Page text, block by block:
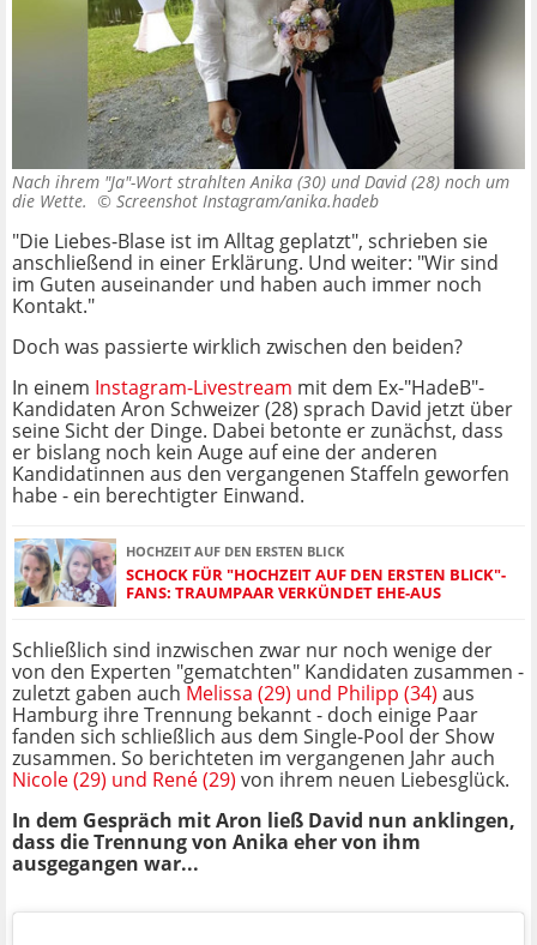
Nach ihrem "Ja"-Wort strahlten Anika (30) und David (28) noch um
die Wette. © Screenshot Instagram/anika.hadeb
"Die Liebes-Blase ist im Alltag geplatzt", schrieben sie
anschließend in einer Erklärung. Und weiter: "Wir sind
im Guten auseinander und haben auch immer noch
Kontakt."
Doch was passierte wirklich zwischen den beiden?
In einem Instagram-Livestream mit dem Ex-"HadeB"-
Kandidaten Aron Schweizer (28) sprach David jetzt über
seine Sicht der Dinge. Dabei betonte er zunächst, dass
er bislang noch kein Auge auf eine der anderen
Kandidatinnen aus den vergangenen Staffeln geworfen
habe - ein berechtigter Einwand.
HOCHZEIT AUF DEN ERSTEN BLICK
SCHOCK FÜR "HOCHZEIT AUF DEN ERSTEN BLICK"-
FANS: TRAUMPAAR VERKÜNDET EHE-AUS
Schließlich sind inzwischen zwar nur noch wenige der
von den Experten "gematchten" Kandidaten zusammen -
zuletzt gaben auch Melissa (29) und Philipp (34) aus
Hamburg ihre Trennung bekannt - doch einige Paar
fanden sich schließlich aus dem Single-Pool der Show
zusammen. So berichteten im vergangenen Jahr auch
Nicole (29) und René (29) von ihrem neuen Liebesglück.
In dem Gespräch mit Aron ließ David nun anklingen,
dass die Trennung von Anika eher von ihm
ausgegangen war...